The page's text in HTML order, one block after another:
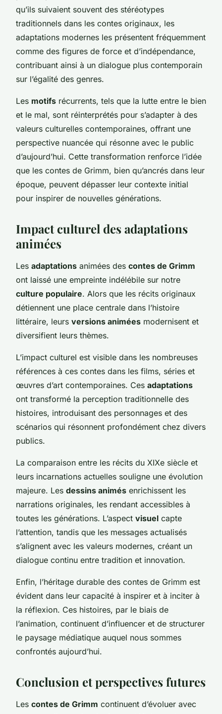
qu’ils suivaient souvent des stéréotypes
traditionnels dans les contes originaux, les
adaptations modernes les présentent fréquemment
comme des figures de force et d’indépendance,
contribuant ainsi à un dialogue plus contemporain
sur l’égalité des genres.
Les motifs récurrents, tels que la lutte entre le bien
et le mal, sont réinterprétés pour s’adapter à des
valeurs culturelles contemporaines, offrant une
perspective nuancée qui résonne avec le public
d’aujourd’hui. Cette transformation renforce l’idée
que les contes de Grimm, bien qu’ancrés dans leur
époque, peuvent dépasser leur contexte initial
pour inspirer de nouvelles générations.
Impact culturel des adaptations
animées
Les adaptations animées des contes de Grimm
ont laissé une empreinte indélébile sur notre
culture populaire. Alors que les récits originaux
détiennent une place centrale dans l’histoire
littéraire, leurs versions animées modernisent et
diversifient leurs thèmes.
L’impact culturel est visible dans les nombreuses
références à ces contes dans les films, séries et
œuvres d’art contemporaines. Ces adaptations
ont transformé la perception traditionnelle des
histoires, introduisant des personnages et des
scénarios qui résonnent profondément chez divers
publics.
La comparaison entre les récits du XIXe siècle et
leurs incarnations actuelles souligne une évolution
majeure. Les dessins animés enrichissent les
narrations originales, les rendant accessibles à
toutes les générations. L’aspect visuel capte
l’attention, tandis que les messages actualisés
s’alignent avec les valeurs modernes, créant un
dialogue continu entre tradition et innovation.
Enfin, l’héritage durable des contes de Grimm est
évident dans leur capacité à inspirer et à inciter à
la réflexion. Ces histoires, par le biais de
l’animation, continuent d’influencer et de structurer
le paysage médiatique auquel nous sommes
confrontés aujourd’hui.
Conclusion et perspectives futures
Les contes de Grimm continuent d’évoluer avec